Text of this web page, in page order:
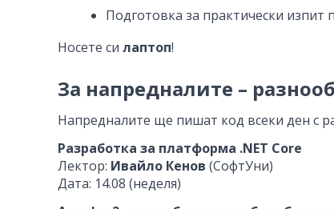
Подготовка за практически изпит
Носете си лаптоп!
За напредналите –
Напредналите ще пишат код всеки ден с
Разработка за платформа .NET Core
Лектор: Ивайло Кенов (СофтУни)
Дата: 14.08 (неделя)